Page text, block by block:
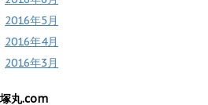
2016年5月
2016年4月
2016年3月
丸.com